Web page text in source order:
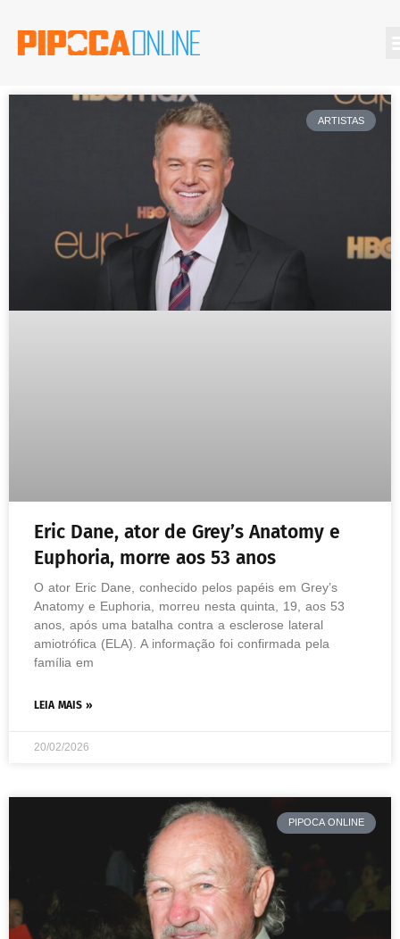
ARTISTAS
Eric Dane, ator de Grey’s Anatomy e
Euphoria, morre aos 53 anos
O ator Eric Dane, conhecido pelos papéis em Grey’s
Anatomy e Euphoria, morreu nesta quinta, 19, aos 53
anos, após uma batalha contra a esclerose lateral
amiotrófica (ELA). A informação foi confirmada pela
família em
LEIA MAIS »
20/02/2026
PIPOCA ONLINE